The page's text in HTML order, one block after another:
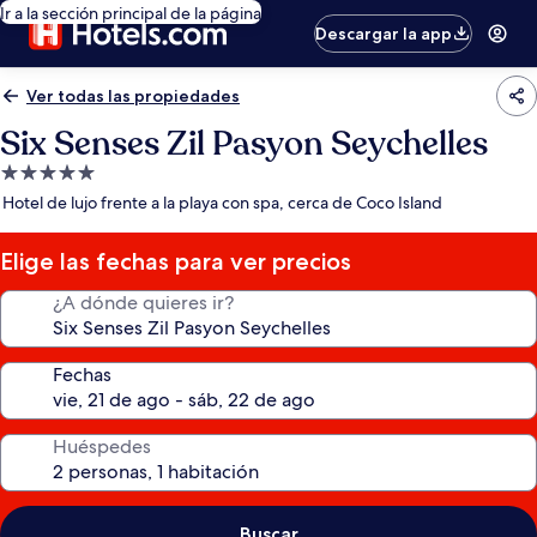
Ir a la sección principal de la página
Descargar la app
Ver todas las propiedades
Six Senses Zil Pasyon Seychelles
Propiedad
de
estrellas
Hotel de lujo frente a la playa con spa, cerca de Coco Island
Elige las fechas para ver precios
¿A dónde quieres ir?
Fechas
Huéspedes